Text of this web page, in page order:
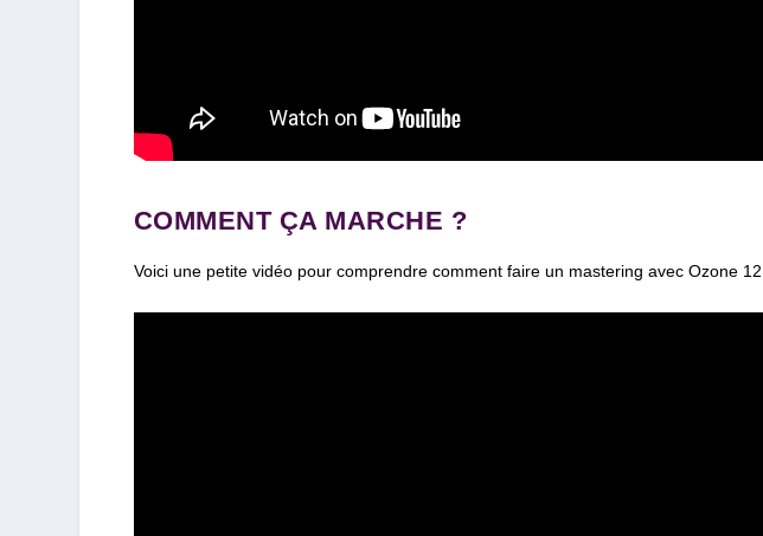
COMMENT ÇA MARCHE ?
Voici une petite vidéo pour comprendre comment faire un mastering avec Ozone 12.